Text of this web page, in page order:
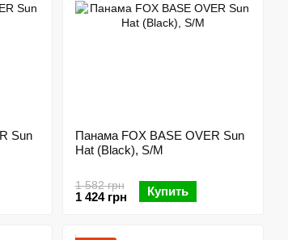
Sun
Панама FOX BASE OVER Sun
Hat (Black), S/M
1 582 грн
1 424 грн Купить